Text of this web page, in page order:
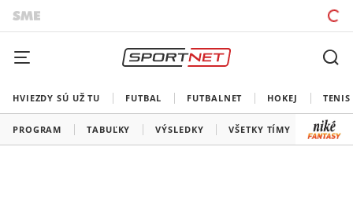
HVIEZDY SÚ UŽ TU FUTBAL FUTBALNET HOKEJ TENIS
PROGRAM TABUĽKY VÝSLEDKY VŠETKY TÍMY